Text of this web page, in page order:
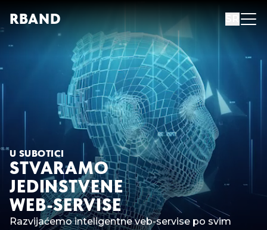
RBAND
STVARAMO
JEDINSTVENE
WEB-SERVISE
U SUBOTICI
Razvijaćemo inteligentne veb-servise po svim